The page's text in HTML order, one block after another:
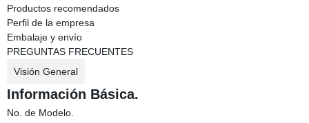
Productos recomendados
Perfil de la empresa
Embalaje y envío
PREGUNTAS FRECUENTES
Visión General
Información Básica.
No. de Modelo.